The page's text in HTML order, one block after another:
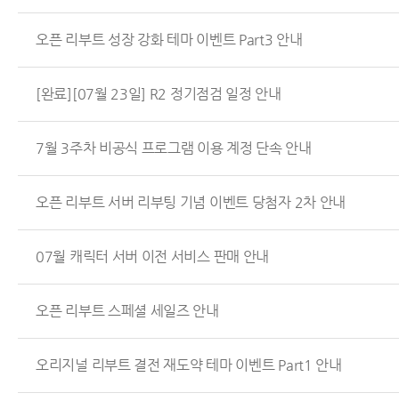
오픈 리부트 성장 강화 테마 이벤트 Part3 안내
[완료][07월 23일] R2 정기점검 일정 안내
7월 3주차 비공식 프로그램 이용 계정 단속 안내
오픈 리부트 서버 리부팅 기념 이벤트 당첨자 2차 안내
07월 캐릭터 서버 이전 서비스 판매 안내
오픈 리부트 스페셜 세일즈 안내
오리지널 리부트 결전 재도약 테마 이벤트 Part1 안내